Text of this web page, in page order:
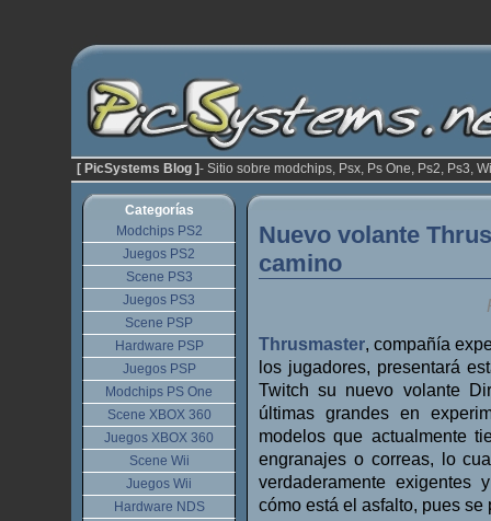
[ PicSystems Blog ]- Sitio sobre modchips, Psx, Ps One, Ps2, Ps3,
Nuevo volante
camino
Thrusmaster, compañía
los jugadores, presentará
Twitch su nuevo volante
últimas grandes en
modelos que actualmente
engranajes o correas, lo
verdaderamente
cómo está el asfalto, pues
Categorías
Modchips PS2
Juegos PS2
Scene PS3
Juegos PS3
Scene PSP
Hardware PSP
Juegos PSP
Modchips PS One
Scene XBOX 360
Juegos XBOX 360
Scene Wii
Juegos Wii
Hardware NDS